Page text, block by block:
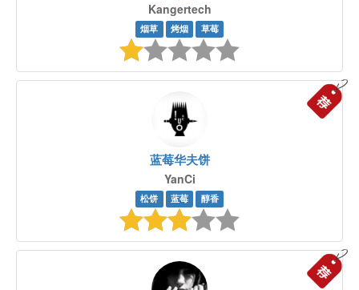
Kangertech
烟草 烤烟 草莓
蓝莓华夫饼
YanCi
松饼 蓝莓 醇香